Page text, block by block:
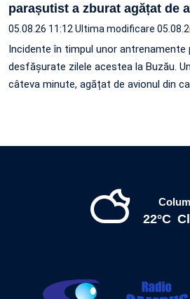
parașutist a zburat agățat de
05.08.26 11:12 Ultima modificare
Incidente în timpul unor
desfășurate zilele acestea la Buzău.
câteva minute, agățat de avionul din
22°C